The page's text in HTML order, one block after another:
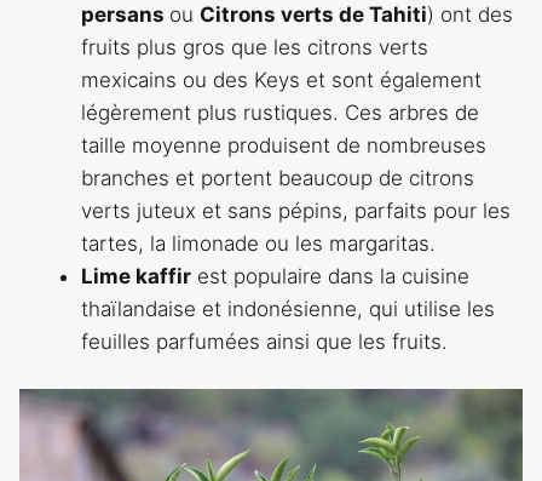
persans ou Citrons verts de Tahiti) ont des
fruits plus gros que les citrons verts
mexicains ou des Keys et sont également
légèrement plus rustiques. Ces arbres de
taille moyenne produisent de nombreuses
branches et portent beaucoup de citrons
verts juteux et sans pépins, parfaits pour les
tartes, la limonade ou les margaritas.
Lime kaffir est populaire dans la cuisine
thaïlandaise et indonésienne, qui utilise les
feuilles parfumées ainsi que les fruits.